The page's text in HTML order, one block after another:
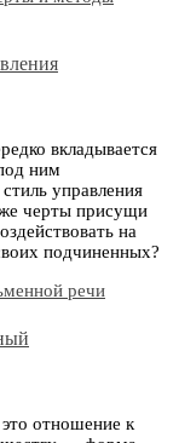
вкладывается
ним
управления
черты присущи
на
подчиненных?
это отношение к